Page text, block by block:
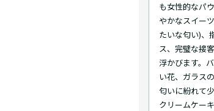
も女性的なパ
やかなスイー
たいな匂い)、
ス、完璧な接
浮かびます。
い花、ガラス
匂いに紛れて
クリームケー